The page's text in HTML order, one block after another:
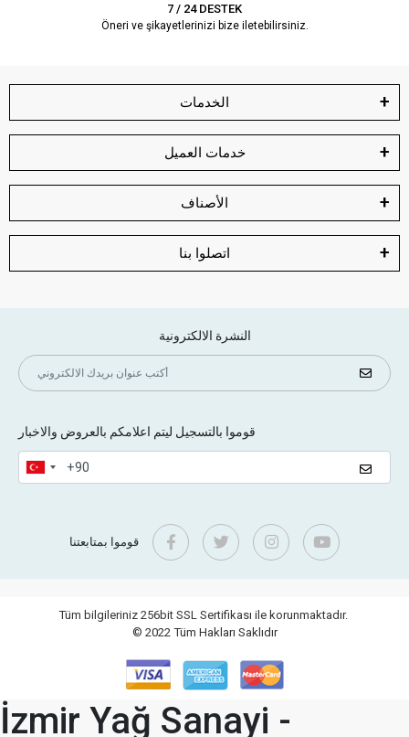
7 / 24 DESTEK
Öneri ve şikayetlerinizi bize iletebilirsiniz.
الخدمات
خدمات العميل
الأصناف
اتصلوا بنا
النشرة الالكترونية
قوموا بالتسجيل ليتم اعلامكم بالعروض والاخبار
قوموا بمتابعتنا
Tüm bilgileriniz 256bit SSL Sertifikası ile korunmaktadır.
© 2022 Tüm Hakları Saklıdır
İzmir Yağ Sanayi -